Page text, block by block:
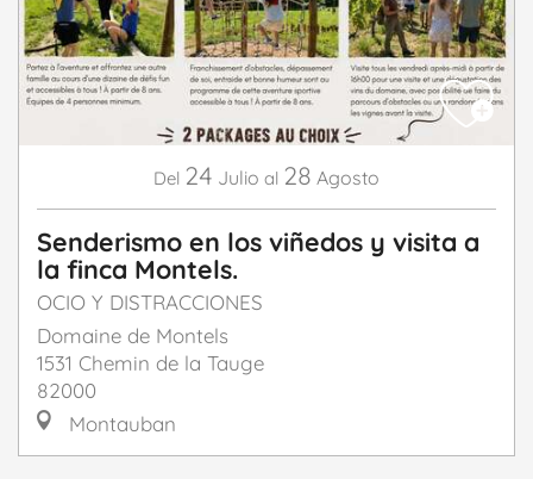
Del 24 Julio al 28 Agosto
Senderismo en los viñedos y visita a
la finca Montels.
OCIO Y DISTRACCIONES
Domaine de Montels
1531 Chemin de la Tauge
82000
Montauban